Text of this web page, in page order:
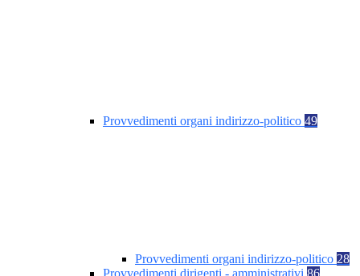
Provvedimenti organi indirizzo-politico 49
Provvedimenti organi indirizzo-politico 28